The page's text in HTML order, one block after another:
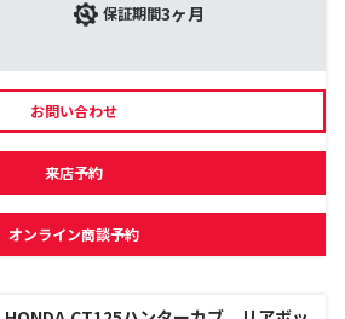
保証期間3ヶ月
お問い合わせ
来店予約
オンライン商談予約